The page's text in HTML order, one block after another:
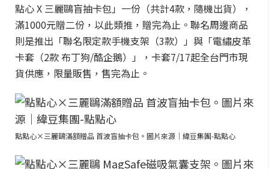
點心 X 三麗鷗盲抽卡包」一份（共計4款，隨機出貨），
滿1000元贈二份，以此類推，贈完為止。聯名周邊商品
則是推出「聯名限定款手機支架（3款）」與「電繡皮革
卡套（2款 布丁狗/酷企鵝）」，卡套7/17起全台門市現
貨供應，限量販售，售完為止。
點點心×三麗鷗滿額贈品 首波盲抽卡包。圖片來源｜緯豆集團-點點心